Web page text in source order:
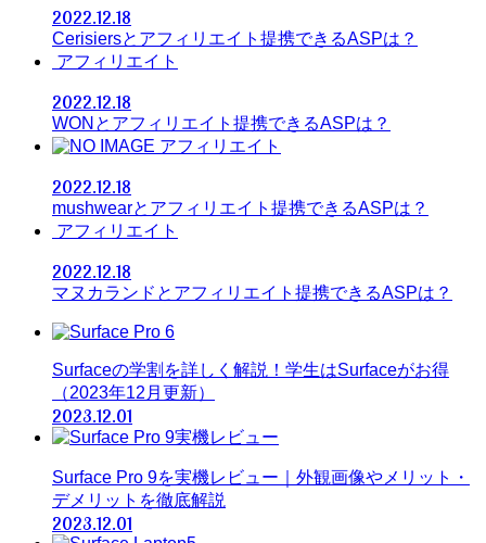
2022.12.18
Cerisiersとアフィリエイト提携できるASPは？
アフィリエイト
2022.12.18
WONとアフィリエイト提携できるASPは？
アフィリエイト
2022.12.18
mushwearとアフィリエイト提携できるASPは？
アフィリエイト
2022.12.18
マヌカランドとアフィリエイト提携できるASPは？
Surfaceの学割を詳しく解説！学生はSurfaceがお得
（2023年12月更新）
2023.12.01
Surface Pro 9を実機レビュー｜外観画像やメリット・
デメリットを徹底解説
2023.12.01